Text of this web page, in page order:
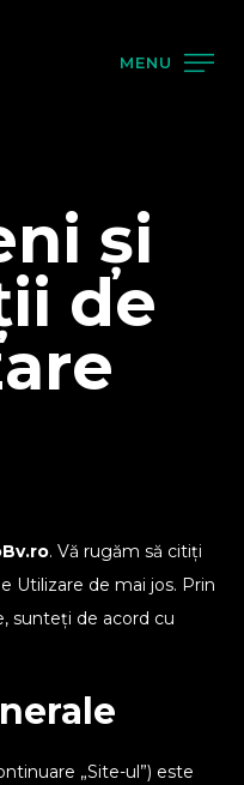
MENU
și
de
. Vă rugăm să citiți
Utilizare de mai jos. Prin
sunteți de acord cu
„Site-ul”) este